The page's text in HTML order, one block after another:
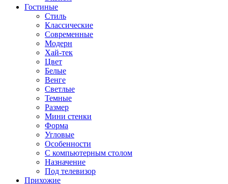
Гостиные
Стиль
Классические
Современные
Модерн
Хай-тек
Цвет
Белые
Венге
Светлые
Темные
Размер
Мини стенки
Форма
Угловые
Особенности
С компьютерным столом
Назначение
Под телевизор
Прихожие